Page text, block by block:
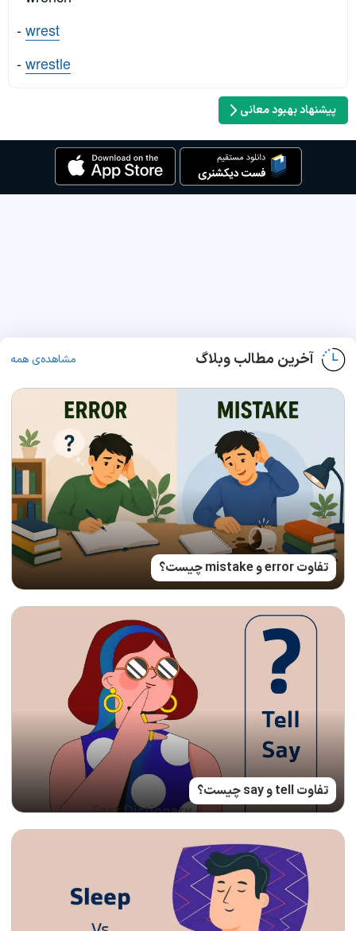
-wrest
-wrestle
پیشنهاد بهبود معانی
آخرین مطالب وبلاگ مشاهده‌ی همه
تفاوت error و mistake چیست؟
تفاوت tell و say چیست؟